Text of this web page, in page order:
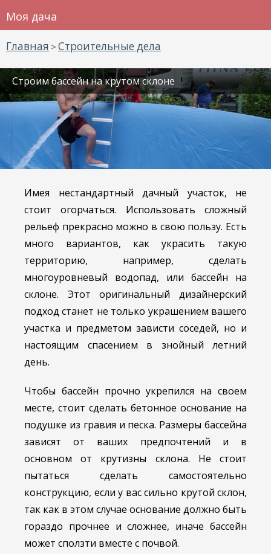
Моя дача
Главная > Строительные дела
Строим бассейн на крутом склоне
Имея нестандартный дачный участок, не
стоит огорчаться. Использовать сложный
рельеф прекрасно можно в свою пользу. Есть
много вариантов, как украсить такую
территорию, например, сделать
многоуровневый водопад, или бассейн на
склоне. Этот оригинальный дизайнерский
подход станет не только украшением вашего
участка и предметом зависти соседей, но и
настоящим спасением в знойный летний
день.
Чтобы бассейн прочно укрепился на своем
месте, стоит сделать бетонное основание на
подушке из гравия и песка. Размеры бассейна
зависят от ваших предпочтений и в
основном от крутизны склона. Не стоит
пытаться сделать самостоятельно
конструкцию, если у вас сильно крутой склон,
так как в этом случае основание должно быть
гораздо прочнее и сложнее, иначе бассейн
может сползти вместе с почвой.